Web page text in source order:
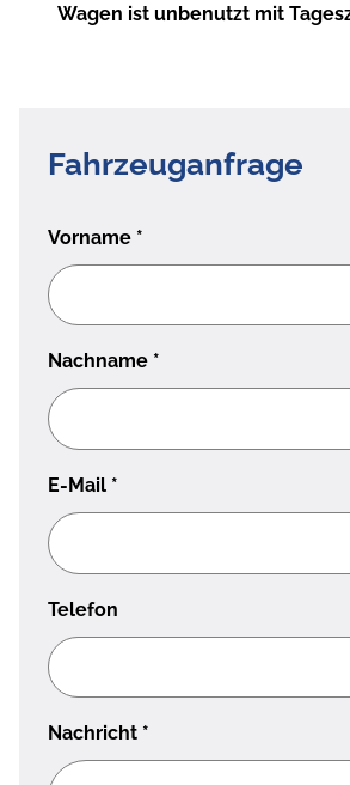
Wagen ist unbenutzt mit
Fahrzeuganfrage
Vorname *
Nachname *
E-Mail *
Telefon
Nachricht *